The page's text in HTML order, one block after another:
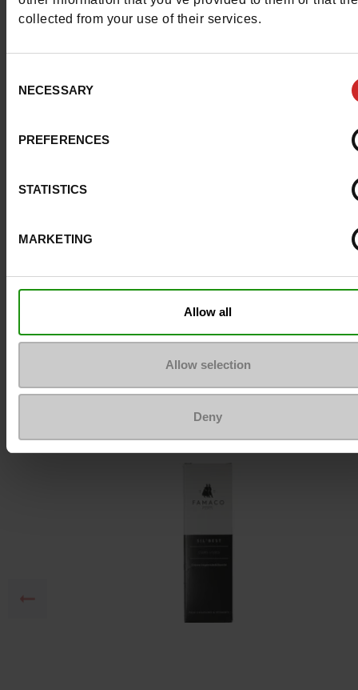
collected from your use of their services.
Selection
NECESSARY
PREFERENCES
STATISTICS
MARKETING
Allow all
Allow selection
Deny
Eco-score
Uitneembare zool Neen
ProductAttribute.DisplayName.532
Neem je
Top Reviews